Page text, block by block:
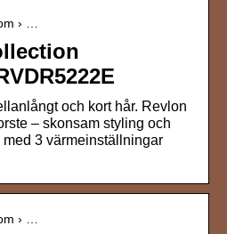
› …
och kort hår. Revlon
– skonsam styling och
3 värmeinställningar
› …